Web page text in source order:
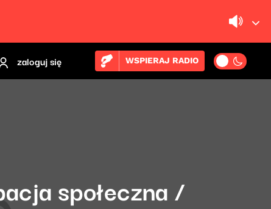
zaloguj się WSPIERAJ RADIO
społeczna /